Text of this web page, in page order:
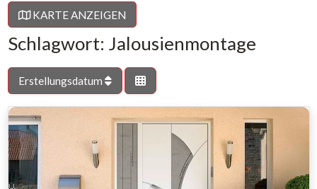
KARTE ANZEIGEN
Schlagwort: Jalousienmontage
Erstellungsdatum